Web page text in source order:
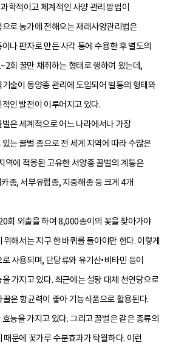
학적이고 체계적인 사양 관리 방법이
로 농가에 전해오는 재래사양관리법은
나 판자로 만든 사각 통에 수용한 후 별도의
회 꿀만 채취하는 형태로 행하여 왔는데,
술이 동양종 관리에 도입되어 벌통의 형태와
인 발전이 이루어지고 있다.
은 세계적으로 어느 나라에서나 가장
는 꿀벌 종으로 전 세계 지역에 따라 수많은
역에 적응된 고유한 서양종 꿀벌의 계통은
종, 서부유럽종, 지중해종 등 크게 4개
회 외출을 하여 8,000송이의 꽃을 찾아가야
해서는 지구 한 바퀴를 돌아야만 한다. 이렇게
사용되며, 단당류와 유기산•비타민 등이
가지고 있다. 최근에는 설탕 대체 천연당으로
은 항균력이 좋아 기능식품으로 활용된다.
능을 가지고 있다. 그리고 꿀벌은 같은 종류의
때문에 꽃가루 수분효과가 탁월하다. 이런